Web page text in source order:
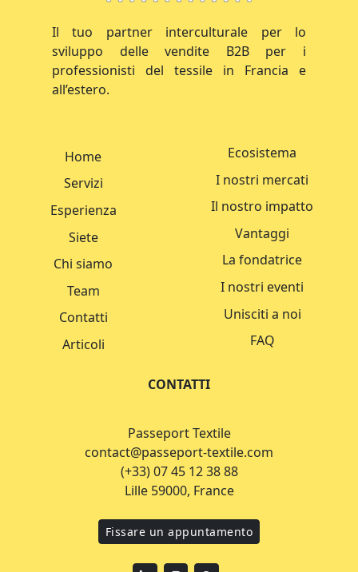
Il tuo partner interculturale per lo
sviluppo delle vendite B2B per i
professionisti del tessile in Francia e
all’estero.
Home
Servizi
Esperienza
Siete
Chi siamo
Team
Contatti
Articoli
Ecosistema
I nostri mercati
Il nostro impatto
Vantaggi
La fondatrice
I nostri eventi
Unisciti a noi
FAQ
CONTATTI
Passeport Textile
contact@passeport-textile.com
(+33) 07 45 12 38 88
Lille 59000, France
Fissare un appuntamento